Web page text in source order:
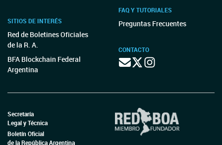
SITIOS DE INTERÉS
Red de Boletines Oficiales
de la R. A.
BFA Blockchain Federal
Argentina
FAQ Y TUTORIALES
Preguntas Frecuentes
CONTACTO
Secretaría
Legal y Técnica
Boletín Oficial
de la República Argentina